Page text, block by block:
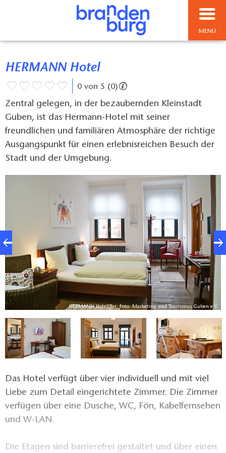
MENÜ
HERMANN Hotel
0 von 5 (0)
Zentral gelegen, in der bezaubernden Kleinstadt
Guben, ist das Hermann-Hotel mit seiner
freundlichen und familiären Atmosphäre der richtige
Ausgangspunkt für einen erlebnisreichen Besuch der
Stadt und der Umgebung.
HERMANN Hotel|Bar, Foto: Marketing und Tourismus Guben e.V.
Das Hotel verfügt über vier individuell und mit viel
Liebe zum Detail eingerichtete Zimmer. Die Zimmer
verfügen über eine Dusche, WC, Fön, Kabelfernsehen
und W-LAN.
Die Etagen sind barrierefrei gestaltet und über einen